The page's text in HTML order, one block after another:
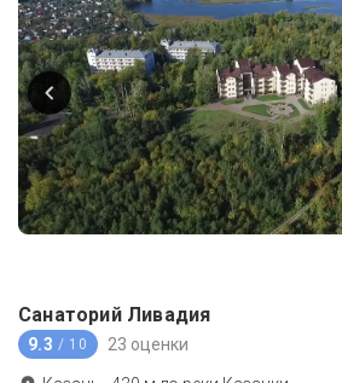
Санаторий Ливадия
9.3 / 10 23 оценки